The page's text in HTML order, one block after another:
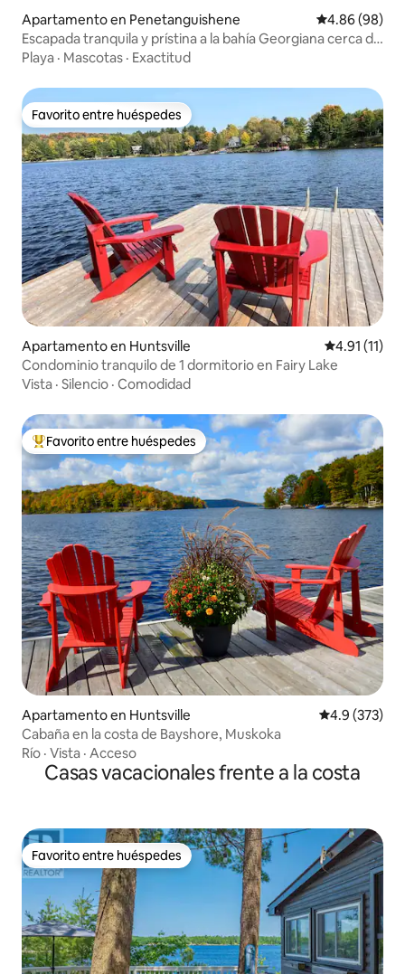
Apartamento en Penetanguishene Calificación
4.86 (98)
Escapada tranquila y prístina a la bahía Georgiana cerca de
senderos
Playa · Mascotas · Exactitud
Favorito entre huéspedes
Favorito entre huéspedes
Apartamento en Huntsville Calificación
4.91 (11)
Condominio tranquilo de 1 dormitorio en Fairy Lake
Vista · Silencio · Comodidad
Favorito entre huéspedes preferido
Favorito entre huéspedes
Apartamento en Huntsville Calificación
4.9 (373)
Cabaña en la costa de Bayshore, Muskoka
Río · Vista · Acceso
Casas vacacionales frente a la costa
Favorito entre huéspedes
Favorito entre huéspedes